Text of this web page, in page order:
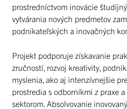
prostredníctvom inovácie
vytvárania nových predmetov
podnikateľských a inovačných
Projekt podporuje získavanie
zručností, rozvoj kreativity,
myslenia, ako aj intenzívnejšie
prostredia s odborníkmi z praxe
sektorom. Absolvovanie